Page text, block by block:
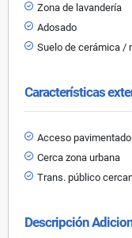
Zona de lavandería
Adosado
Suelo de cerámica /
Características
Acceso pavimentado
Cerca zona urbana
Trans. público
Descripción